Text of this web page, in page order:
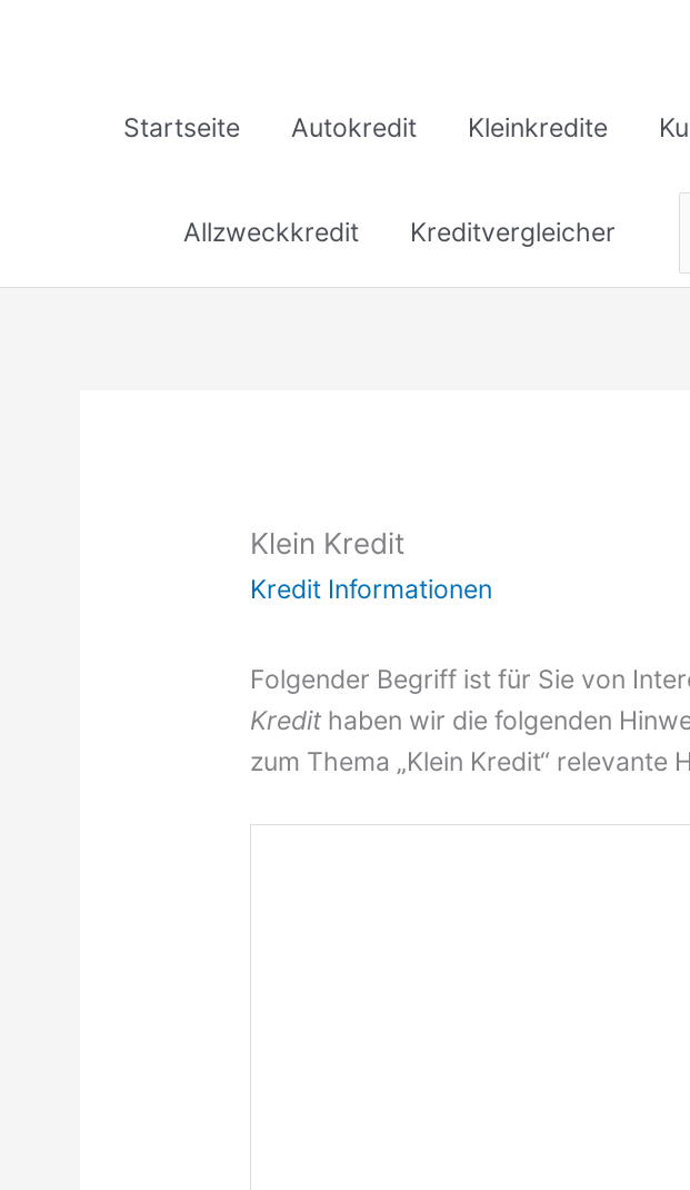
Startseite
Autokredit Kleinkredite
Allzweckkredit Kreditvergleicher
Klein Kredit
Kredit Informationen
Folgender Begriff ist für Sie von
Kredit haben wir die folgenden
zum Thema „Klein Kredit“ relevante